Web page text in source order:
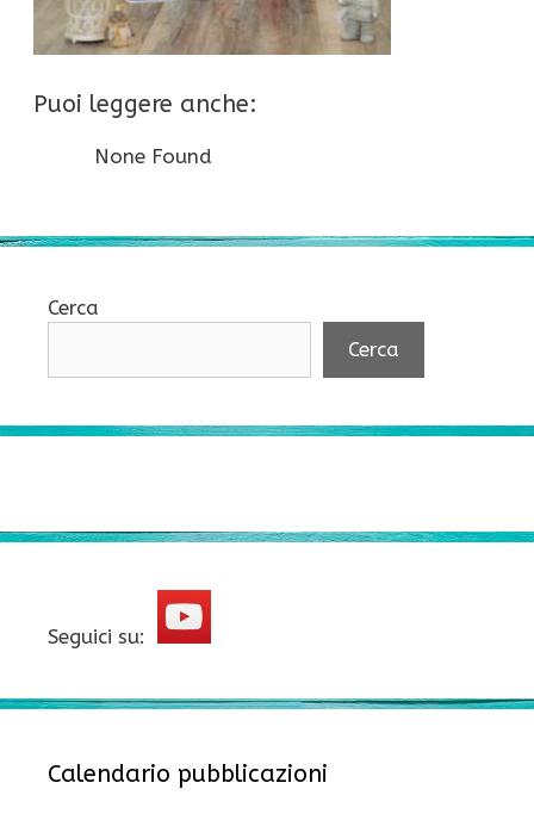
Puoi leggere anche:
None Found
Cerca
Cerca
Seguici su:
Calendario pubblicazioni